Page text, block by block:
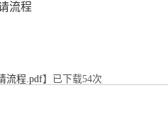
流程
流程.pdf】已下载54次